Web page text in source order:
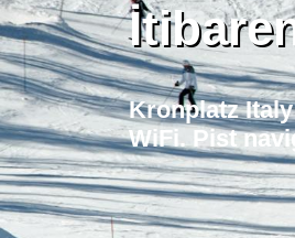
Kronplatz
WiFi. Pist